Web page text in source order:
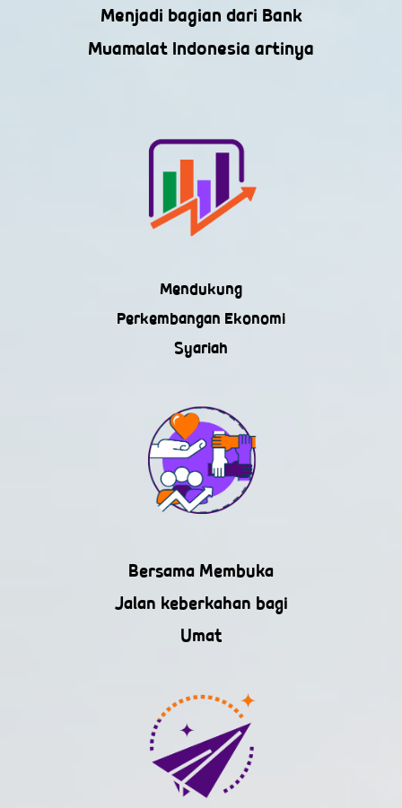
Menjadi bagian dari Bank
Muamalat Indonesia artinya
Mendukung
Perkembangan Ekonomi
Syariah
Bersama Membuka
Jalan keberkahan bagi
Umat